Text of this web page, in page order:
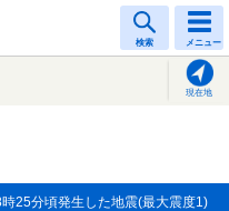
検索 メニュー
現在地
時25分頃発生した地震(最大震度1)